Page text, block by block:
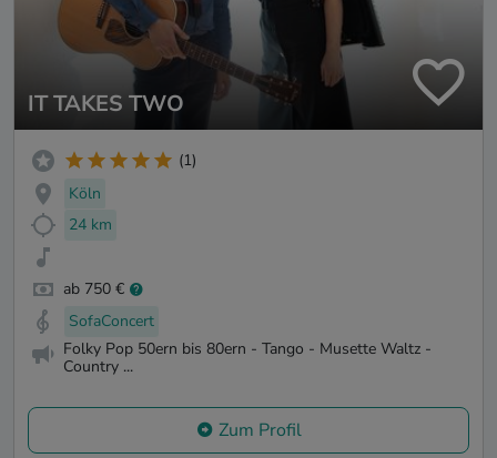
IT TAKES TWO
(1)
Köln
24 km
ab 750 €
SofaConcert
Folky Pop 50ern bis 80ern - Tango - Musette Waltz -
Country ...
Zum Profil